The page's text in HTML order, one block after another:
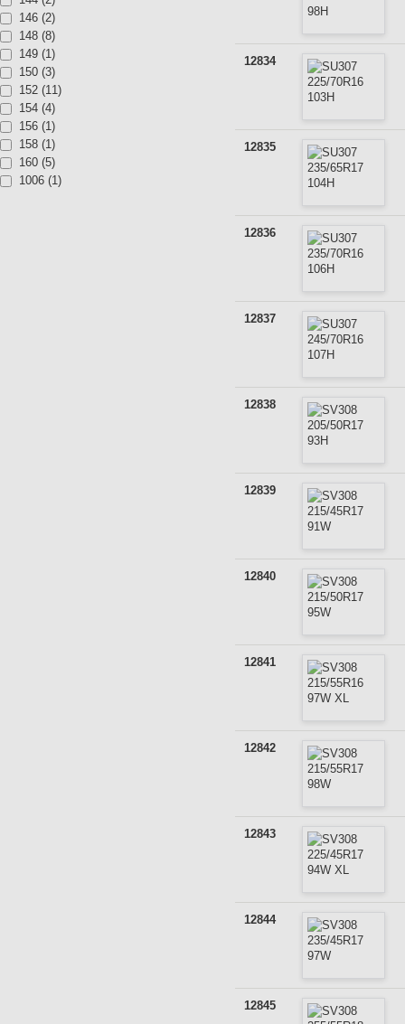
146 (2)
148 (8)
149 (1)
150 (3)
152 (11)
154 (4)
156 (1)
158 (1)
160 (5)
1006 (1)
12834
12835
12836
12837
12838
12839
12840
12841
12842
12843
12844
12845